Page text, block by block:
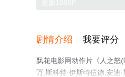
剧情介绍 我要评分
飘花电影网动作片《人之怒(
万,斯科特·伊斯特伍德,安迪